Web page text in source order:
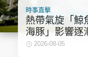
時事直擊
熱帶氣旋「鯨
海豚」影響逐
2026-08-05